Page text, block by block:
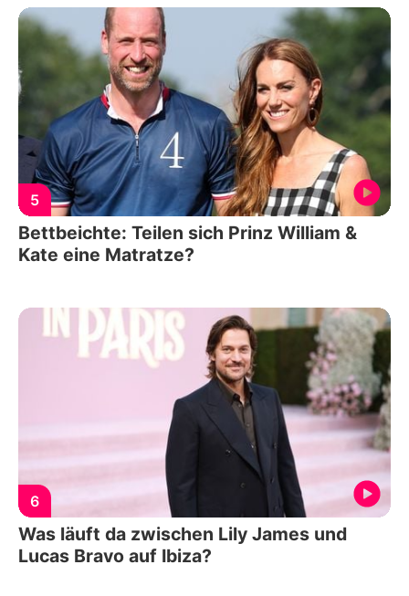
5
Bettbeichte: Teilen sich Prinz William &
Kate eine Matratze?
6
Was läuft da zwischen Lily James und
Lucas Bravo auf Ibiza?